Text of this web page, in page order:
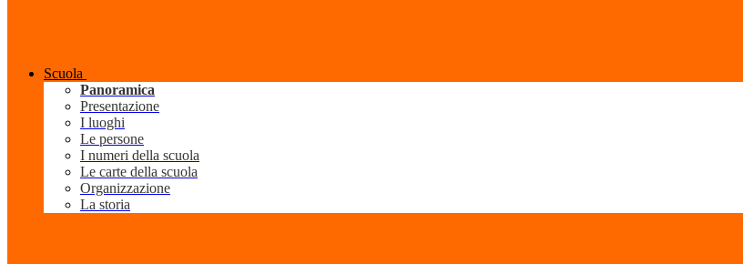
Scuola
Panoramica
Presentazione
I luoghi
Le persone
I numeri della scuola
Le carte della scuola
Organizzazione
La storia